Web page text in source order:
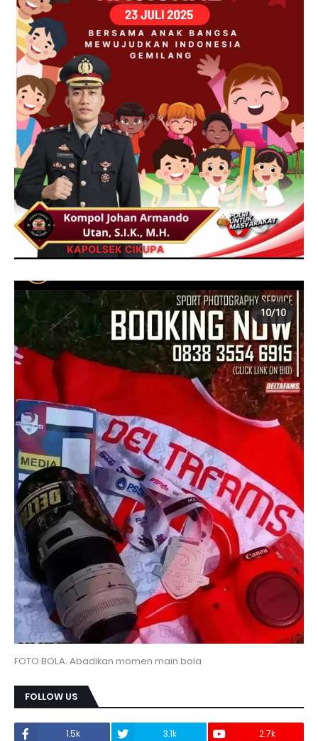
FOTO BOLA. Abadikan momen main bola
FOLLOW US
1.5k 3.1k
2.7k